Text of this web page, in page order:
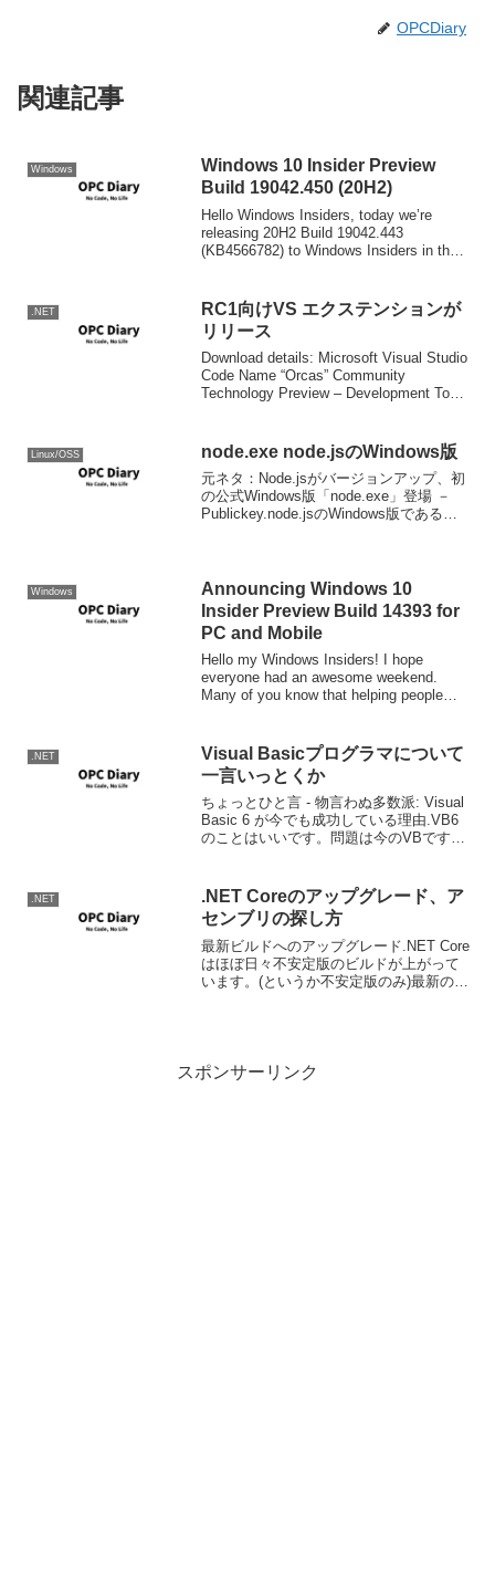
OPCDiary
関連記事
Windows
Windows 10 Insider Preview
Build 19042.450 (20H2)
Hello Windows Insiders, today we’re
releasing 20H2 Build 19042.443
(KB4566782) to Windows Insiders in the
.NET
RC1向けVS エクステンションが
リリース
Download details: Microsoft Visual Studio
Code Name “Orcas” Community
Technology Preview – Development Tools
Linux/OSS node.exe node.jsのWindows版
元ネタ：Node.jsがバージョンアップ、初
の公式Windows版「node.exe」登場 －
Publickey.node.jsのWindows版である
Windows
Announcing Windows 10
Insider Preview Build 14393 for
PC and Mobile
Hello my Windows Insiders! I hope
everyone had an awesome weekend.
Many of you know that helping people
.NET
Visual Basicプログラマについて
一言いっとくか
ちょっとひと言 - 物言わぬ多数派: Visual
Basic 6 が今でも成功している理由.VB6
のことはいいです。問題は今のVBです。
とも多く、特に勉...
.NET
.NET Coreのアップグレード、ア
センブリの探し方
最新ビルドへのアップグレード.NET Core
はほぼ日々不安定版のビルドが上がって
います。(というか不安定版のみ)最新のビ
スポンサーリンク